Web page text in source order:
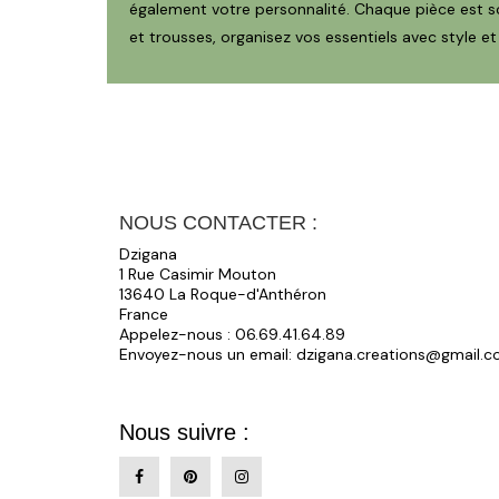
également votre personnalité. Chaque pièce est
et trousses, organisez vos essentiels avec style
NOUS CONTACTER :
Dzigana
1 Rue Casimir Mouton
13640 La Roque-d'Anthéron
France
Appelez-nous : 06.69.41.64.89
Envoyez-nous un email:
Nous suivre :